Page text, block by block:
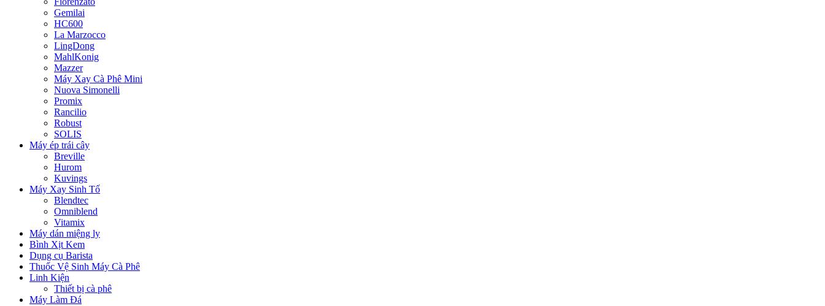
Gemilai
HC600
La Marzocco
LingDong
MahlKonig
Mazzer
Máy Xay Cà Phê Mini
Nuova Simonelli
Promix
Rancilio
Robust
SOLIS
Máy ép trái cây
Breville
Hurom
Kuvings
Máy Xay Sinh Tố
Blendtec
Omniblend
Vitamix
Máy dán miệng ly
Bình Xịt Kem
Dụng cụ Barista
Thuốc Vệ Sinh Máy Cà Phê
Linh Kiện
Thiết bị cà phê
Máy Làm Đá